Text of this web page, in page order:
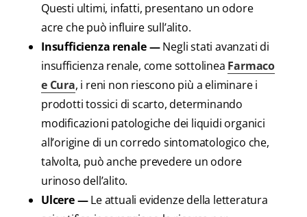
Questi ultimi, infatti, presentano un odore
acre che può influire sull’alito.
Insufficienza renale —Negli stati avanzati di
insufficienza renale, come sottolinea Farmaco
e Cura, i reni non riescono più a eliminare i
prodotti tossici di scarto, determinando
modificazioni patologiche dei liquidi organici
all’origine di un corredo sintomatologico che,
talvolta, può anche prevedere un odore
urinoso dell’alito.
Ulcere —Le attuali evidenze della letteratura